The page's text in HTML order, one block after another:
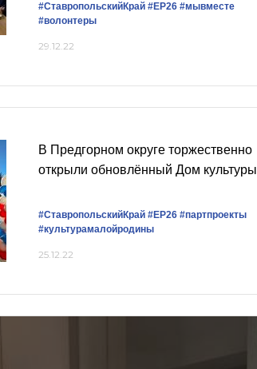
#СтавропольскийКрай #ЕР26 #мывместе
#волонтеры
29.12.22
В Предгорном округе торжественно
открыли обновлённый Дом культуры
#СтавропольскийКрай #ЕР26 #партпроекты
#культурамалойродины
25.12.22